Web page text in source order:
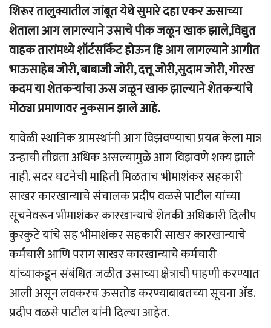
शिरूर तालुक्यातील जांबूत येथे सुमारे दहा एकर ऊसाच्या
शेताला आग लागल्याने उसाचे पीक जळून खाक झाले,विद्युत
वाहक तारांमध्ये शॉर्टसर्किट होऊन हि आग लागल्याने आगीत
भाऊसाहेब जोरी, बाबाजी जोरी, दत्तू जोरी,सुदाम जोरी, गोरख
कदम या शेतकऱ्यांचा ऊस जळून खाक झाल्याने शेतकऱ्यांचे
मोठ्या प्रमाणावर नुकसान झाले आहे.
यावेळी स्थानिक ग्रामस्थांनी आग विझवण्याचा प्रयत्न केला मात्र
उन्हाची तीव्रता अधिक असल्यामुळे आग विझवणे शक्य झाले
नाही. सदर घटनेची माहिती मिळताच भीमाशंकर सहकारी
साखर कारखान्याचे संचालक प्रदीप वळसे पाटील यांच्या
सूचनेवरून भीमाशंकर कारखान्याचे शेतकी अधिकारी दिलीप
कुरकुटे यांचे सह भीमाशंकर सहकारी साखर कारखान्याचे
कर्मचारी आणि पराग साखर कारखान्याचे कर्मचारी
यांच्याकडून संबंधित जळीत उसाच्या क्षेत्राची पाहणी करण्यात
आली असून लवकरच ऊसतोड करण्याबाबतच्या सूचना ॲड.
प्रदीप वळसे पाटील यांनी दिल्या आहेत.